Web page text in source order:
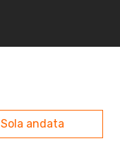
Sola andata